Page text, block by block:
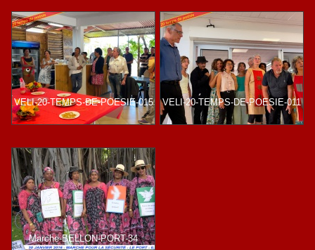
VELI-20-TEMPS-DE-POESIE-015 VELI-20-TEMPS-DE-POESIE-011
Marche-BELLON-PORT-34